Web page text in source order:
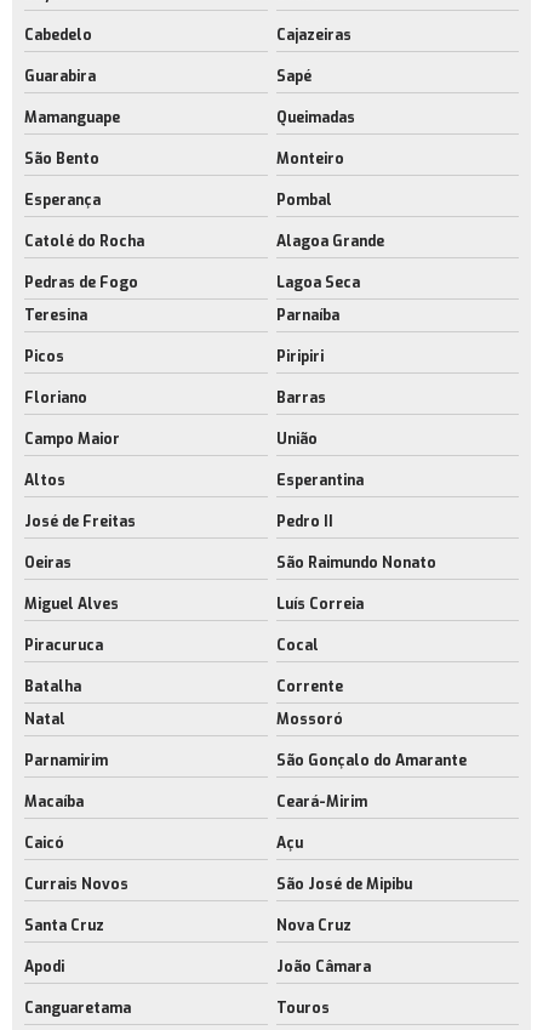
Cabedelo Cajazeiras
Guarabira Sapé
Mamanguape Queimadas
São Bento Monteiro
Esperança Pombal
Catolé do Rocha Alagoa Grande
Pedras de Fogo
Lagoa Seca
Teresina
Parnaíba
Picos Piripiri
Floriano Barras
Campo Maior União
Altos Esperantina
José de Freitas Pedro II
Oeiras São Raimundo Nonato
Miguel Alves Luís Correia
Piracuruca Cocal
Batalha
Corrente
Natal
Mossoró
Parnamirim São Gonçalo do Amarante
Macaíba Ceará-Mirim
Caicó Açu
Currais Novos São José de Mipibu
Santa Cruz Nova Cruz
Apodi João Câmara
Canguaretama Touros